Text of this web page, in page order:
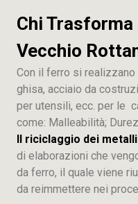
Chi
Vecchio
Con il ferro si
ghisa, acciaio da
per utensili, ecc. per le
come: Malleabilità;
Il riciclaggio dei
di elaborazioni che
da ferro, il quale viene
da reimmettere nei